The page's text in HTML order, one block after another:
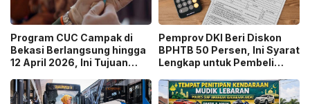
Program CUC Campak di
Bekasi Berlangsung hingga
12 April 2026, Ini Tujuan
Pemprov DKI Beri Diskon
BPHTB 50 Persen, Ini Syarat
Lengkap untuk Pembeli